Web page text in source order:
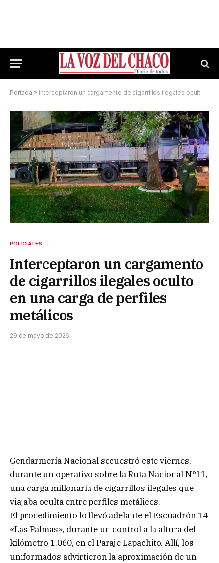
Portada » Interceptaron un cargamento de cigarrillos ilegales oculto en una carga de perfiles metálicos
POLICIALES
Interceptaron un cargamento
de cigarrillos ilegales oculto
en una carga de perfiles
metálicos
29 de mayo de 2026
Gendarmería Nacional secuestró este viernes,
durante un operativo sobre la Ruta Nacional N°11,
una carga millonaria de cigarrillos ilegales que
viajaba oculta entre perfiles metálicos.
El procedimiento lo llevó adelante el Escuadrón 14
«Las Palmas», durante un control a la altura del
kilómetro 1.060, en el Paraje Lapachito. Allí, los
uniformados advirtieron la aproximación de un